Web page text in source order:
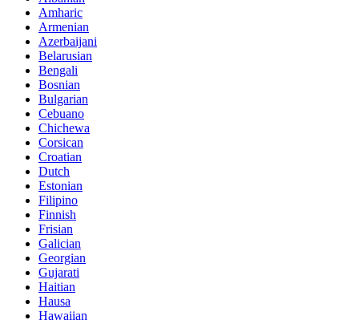
Amharic
Armenian
Azerbaijani
Belarusian
Bengali
Bosnian
Bulgarian
Cebuano
Chichewa
Corsican
Croatian
Dutch
Estonian
Filipino
Finnish
Frisian
Galician
Georgian
Gujarati
Haitian
Hausa
Hawaiian